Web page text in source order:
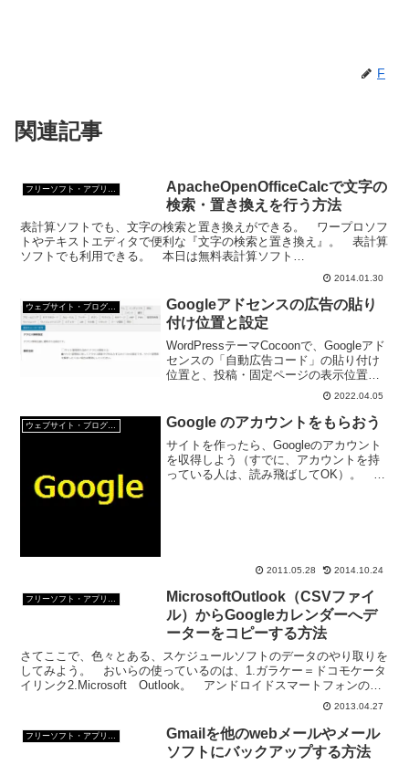
F
関連記事
フリーソフト・アプリ・Webサービス
ApacheOpenOfficeCalcで文字の
検索・置き換えを行う方法
表計算ソフトでも、文字の検索と置き換えができる。 ワープロソフ
トやテキストエディタで便利な『文字の検索と置き換え』。 表計算
ソフトでも利用できる。 本日は無料表計算ソフト
ApacheOpenOfficeCalcで文字の検索と置き換えを行う方... 2014.01.30
ウェブサイト・ブログ作成
Googleアドセンスの広告の貼り
付け位置と設定
WordPressテーマCocoonで、Googleアド
センスの「自動広告コード」の貼り付け
位置と、投稿・固定ページの表示位置の
「広告の表示数を制御する」をどうした
らよいのか悩んだ。ようやく解決したの
でご報告。
2022.04.05
Google のアカウントをもらおう
サイトを作ったら、Googleのアカウント
を収得しよう（すでに、アカウントを持
っている人は、読み飛ばしてOK）。
2011.05.28 2014.10.24
フリーソフト・アプリ・Webサービス
MicrosoftOutlook（CSVファイ
ル）からGoogleカレンダーへデ
ーターをコピーする方法
さてここで、色々とある、スケジュールソフトのデータのやり取りを
してみよう。 おいらの使っているのは、1.ガラケー＝ドコモケータ
イリンク2.Microsoft Outlook。 アンドロイドスマートフォンのス
2013.04.27
Gmailを他のwebメールやメール
ソフトにバックアップする方法